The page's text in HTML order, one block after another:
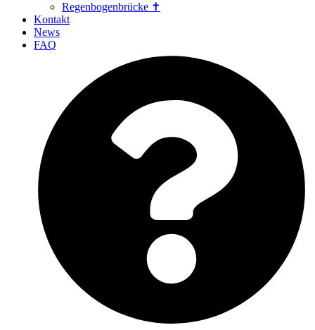
Regenbogenbrücke ✝
Kontakt
News
FAQ